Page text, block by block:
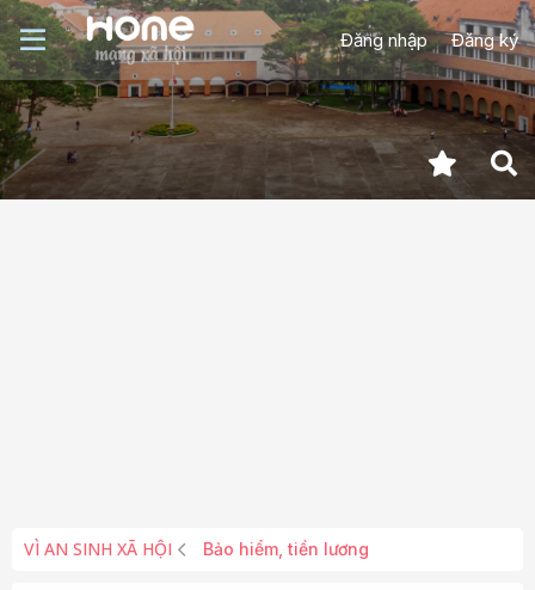
Đăng nhập Đăng ký
VÌ AN SINH XÃ HỘI Bảo hiểm, tiền lương